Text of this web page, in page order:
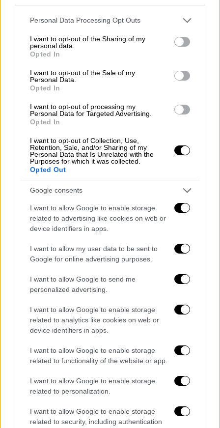
Please note that this website/app uses one or more Google
not limited to your visit or usage behaviour. You may click to
grant or deny consent to Google and its third-party tags to
use your data for below specified purposes in below Google
consent section.
Personal Data Processing Opt Outs
I want to opt-out of the Sharing of my
personal data.
Opted In
I want to opt-out of the Sale of my
Personal Data.
Opted In
I want to opt-out of processing my
Personal Data for Targeted Advertising.
Opted In
I want to opt-out of Collection, Use,
Retention, Sale, and/or Sharing of my
Personal Data that Is Unrelated with the
Purposes for which it was collected.
Opted Out
Google consents
I want to allow Google to enable storage
related to advertising like cookies on web or
device identifiers in apps.
I want to allow my user data to be sent to
Google for online advertising purposes.
I want to allow Google to send me
personalized advertising.
I want to allow Google to enable storage
related to analytics like cookies on web or
device identifiers in apps.
I want to allow Google to enable storage
related to functionality of the website or app.
I want to allow Google to enable storage
related to personalization.
I want to allow Google to enable storage
related to security, including authentication
πιστεύεται ότι γνωρίζει την Ellie, η οποία
μόλις έκλεισε τα 27 της χρόνια, εδώ και
αρκετούς μήνες. Η Ellie
στην Ινδία, όπου τον είδαν οι θαυμαστές του
με μια «μυστηριώδη γυναίκα», σύμφωνα με
πηγές.
Οι φίλοι λένε, ότι η Άλεν γνωρίζει για το
ειδύλλιο καιείναι «πολύ αναστατωμένη»
αφού είδε προκλητικές φωτογραφίες της
Ellie να καπνίζει μια από τις αγαπημένες
μάρκες πούρων του Harbour.
Who is David Harbour's new
girlfriend? Actor, 49, moves on from
Lily Allen with aspiring model and
actress Ellie Fallon, 27, who boasts a
glamorous Instagram which gives
away BIG clue as to when the pair
met https://t.co/cCocPMaYmn
— Daily Mail Celebrity
(@DailyMailCeleb)February 16, 2025
Η φωτογραφία της Ellie στα μέσα κοινωνικής
δικτύωσης, η οποία έχει 10.000 followers
στο Instagram, ανέβηκε τον Οκτώβριο –
αρκετές εβδομάδες πριν οι δύο πρώην
σύζυγοι αποφασίσουν να χωρίσουν.
Χάρμπουρ στην Ατλάντα, όπου ο ηθοποιός